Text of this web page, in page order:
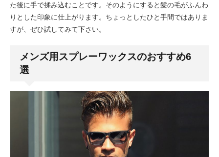
た後に手で揉み込むことです。そのようにすると髪の毛がふんわ
りとした印象に仕上がります。ちょっとしたひと手間ではありま
すが、ぜひ試してみて下さい。
メンズ用スプレーワックスのおすすめ6
選